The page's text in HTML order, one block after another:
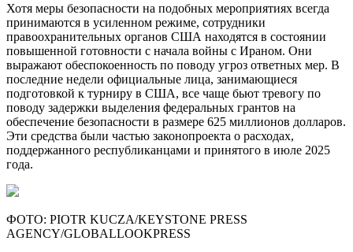
Хотя меры безопасности на подобных мероприятиях всегда
принимаются в усиленном режиме, сотрудники
правоохранительных органов США находятся в состоянии
повышенной готовности с начала войны с Ираном. Они
выражают обеспокоенность по поводу угроз ответных мер. В
последние недели официальные лица, занимающиеся
подготовкой к турниру в США, все чаще бьют тревогу по
поводу задержки выделения федеральных грантов на
обеспечение безопасности в размере 625 миллионов долларов.
Эти средства были частью законопроекта о расходах,
поддержанного республиканцами и принятого в июле 2025
года.
ФОТО: PIOTR KUCZA/KEYSTONE PRESS
AGENCY/GLOBALLOOKPRESS